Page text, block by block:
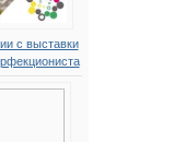
с выставки